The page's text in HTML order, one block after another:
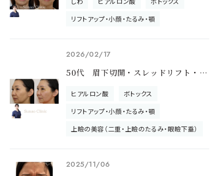
リフトアップ・小顔・たるみ・顎
2026/02/17
50代 眉下切開・スレッドリフト・注入治療のモニター様です
ヒアルロン酸
ボトックス
リフトアップ・小顔・たるみ・顎
上瞼の美容（二重・上瞼のたるみ・眼瞼下垂）
2025/11/06